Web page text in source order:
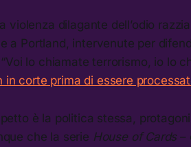
violenza dilagante dell’odio
a Portland, intervenute per
lo chiamate terrorismo, io lo
in corte prima di essere
è la politica stessa,
che la serie House of Cards–